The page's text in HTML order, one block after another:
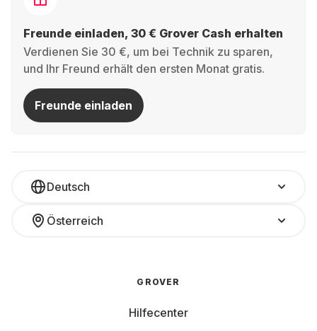
Freunde einladen, 30 € Grover Cash erhalten
Verdienen Sie 30 €, um bei Technik zu sparen,
und Ihr Freund erhält den ersten Monat gratis.
Freunde einladen
Deutsch
Österreich
GROVER
Hilfecenter